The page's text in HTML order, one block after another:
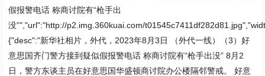
假报警电话 称商讨院有“枪手出
没”","url":"http://p2.img.360kuai.com/
{"desc":"新华社相片，外代，2023年8月3日 （外代一线）（3）好
意思国齐门警方接到疑似假报警电话 称商讨院有“枪手出没” 8月2
日，警方东谈主员在好意思国华盛顿商讨院办公楼隔邻警戒。 好意